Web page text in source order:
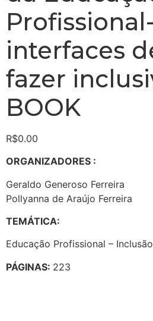
interfaces
fazer
BOOK
R$0.00
ORGANIZADORES :
Geraldo Generoso Ferreira
Pollyanna de Araújo Ferreira
TEMÁTICA:
Educação Profissional –
PÁGINAS: 223